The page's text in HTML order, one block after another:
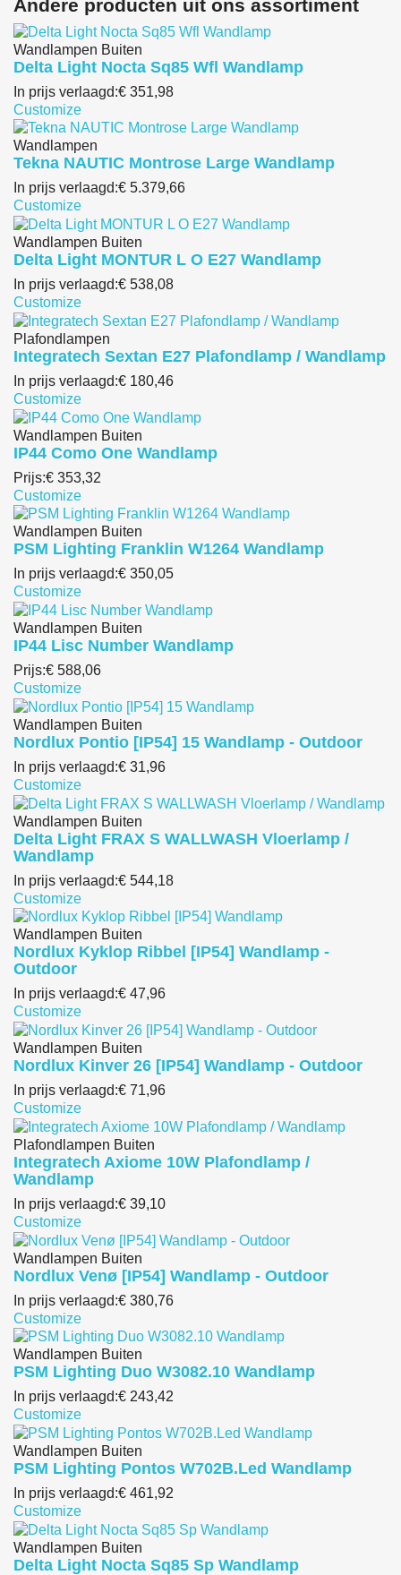
Andere producten uit ons assortiment
Wandlampen Buiten
Delta Light Nocta Sq85 Wfl Wandlamp
In prijs verlaagd:€ 351,98
Customize
Wandlampen
Tekna NAUTIC Montrose Large Wandlamp
In prijs verlaagd:€ 5.379,66
Customize
Wandlampen Buiten
Delta Light MONTUR L O E27 Wandlamp
In prijs verlaagd:€ 538,08
Customize
Plafondlampen
Integratech Sextan E27 Plafondlamp / Wandlamp
In prijs verlaagd:€ 180,46
Customize
Wandlampen Buiten
IP44 Como One Wandlamp
Prijs:€ 353,32
Customize
Wandlampen Buiten
PSM Lighting Franklin W1264 Wandlamp
In prijs verlaagd:€ 350,05
Customize
Wandlampen Buiten
IP44 Lisc Number Wandlamp
Prijs:€ 588,06
Customize
Wandlampen Buiten
Nordlux Pontio [IP54] 15 Wandlamp - Outdoor
In prijs verlaagd:€ 31,96
Customize
Wandlampen Buiten
Delta Light FRAX S WALLWASH Vloerlamp /
Wandlamp
In prijs verlaagd:€ 544,18
Customize
Wandlampen Buiten
Nordlux Kyklop Ribbel [IP54] Wandlamp -
Outdoor
In prijs verlaagd:€ 47,96
Customize
Wandlampen Buiten
Nordlux Kinver 26 [IP54] Wandlamp - Outdoor
In prijs verlaagd:€ 71,96
Customize
Plafondlampen Buiten
Integratech Axiome 10W Plafondlamp /
Wandlamp
In prijs verlaagd:€ 39,10
Customize
Wandlampen Buiten
Nordlux Venø [IP54] Wandlamp - Outdoor
In prijs verlaagd:€ 380,76
Customize
Wandlampen Buiten
PSM Lighting Duo W3082.10 Wandlamp
In prijs verlaagd:€ 243,42
Customize
Wandlampen Buiten
PSM Lighting Pontos W702B.Led Wandlamp
In prijs verlaagd:€ 461,92
Customize
Wandlampen Buiten
Delta Light Nocta Sq85 Sp Wandlamp